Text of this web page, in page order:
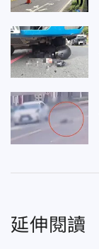
延伸閱讀